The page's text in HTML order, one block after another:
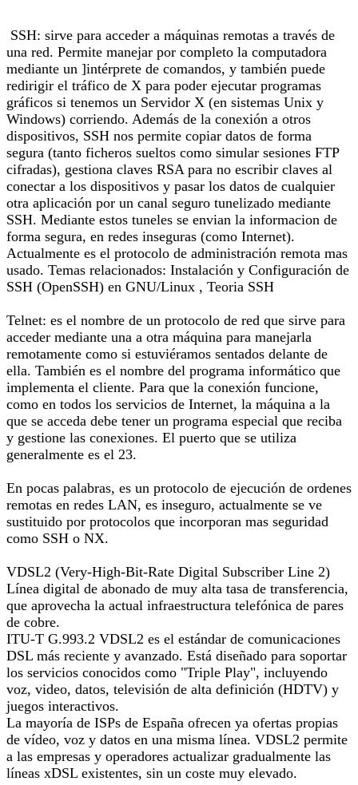
SSH: sirve para acceder a máquinas remotas a través de
una red. Permite manejar por completo la computadora
mediante un ]intérprete de comandos, y también puede
redirigir el tráfico de X para poder ejecutar programas
gráficos si tenemos un Servidor X (en sistemas Unix y
Windows) corriendo. Además de la conexión a otros
dispositivos, SSH nos permite copiar datos de forma
segura (tanto ficheros sueltos como simular sesiones FTP
cifradas), gestiona claves RSA para no escribir claves al
conectar a los dispositivos y pasar los datos de cualquier
otra aplicación por un canal seguro tunelizado mediante
SSH. Mediante estos tuneles se envian la informacion de
forma segura, en redes inseguras (como Internet).
Actualmente es el protocolo de administración remota mas
usado. Temas relacionados: Instalación y Configuración de
SSH (OpenSSH) en GNU/Linux , Teoria SSH
Telnet: es el nombre de un protocolo de red que sirve para
acceder mediante una a otra máquina para manejarla
remotamente como si estuviéramos sentados delante de
ella. También es el nombre del programa informático que
implementa el cliente. Para que la conexión funcione,
como en todos los servicios de Internet, la máquina a la
que se acceda debe tener un programa especial que reciba
y gestione las conexiones. El puerto que se utiliza
generalmente es el 23.
En pocas palabras, es un protocolo de ejecución de ordenes
remotas en redes LAN, es inseguro, actualmente se ve
sustituido por protocolos que incorporan mas seguridad
como SSH o NX.
VDSL2 (Very-High-Bit-Rate Digital Subscriber Line 2)
Línea digital de abonado de muy alta tasa de transferencia,
que aprovecha la actual infraestructura telefónica de pares
de cobre.
ITU-T G.993.2 VDSL2 es el estándar de comunicaciones
DSL más reciente y avanzado. Está diseñado para soportar
los servicios conocidos como "Triple Play", incluyendo
voz, video, datos, televisión de alta definición (HDTV) y
juegos interactivos.
La mayoría de ISPs de España ofrecen ya ofertas propias
de vídeo, voz y datos en una misma línea. VDSL2 permite
a las empresas y operadores actualizar gradualmente las
líneas xDSL existentes, sin un coste muy elevado.